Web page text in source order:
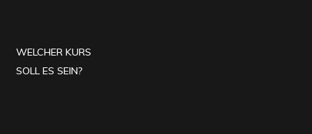
WELCHER KURS
SOLL ES SEIN?